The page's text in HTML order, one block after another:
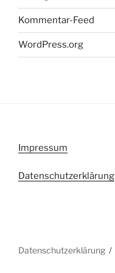
Kommentar-Feed
WordPress.org
Impressum
Datenschutzerklärung
Datenschutzerklärung